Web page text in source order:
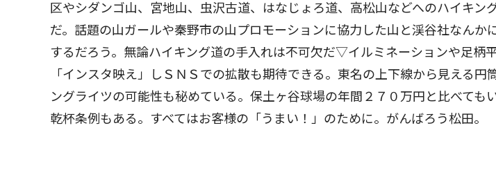
区やシダンゴ山、宮地山、虫沢古道、はなじょろ道、高松山などへのハイキン
だ。話題の山ガールや秦野市の山プロモーションに協力した山と渓谷社なんか
するだろう。無論ハイキング道の手入れは不可欠だ▽イルミネーションや足柄
「インスタ映え」しＳＮＳでの拡散も期待できる。東名の上下線から見える円
ングライツの可能性も秘めている。保土ヶ谷球場の年間２７０万円と比べても
乾杯条例もある。すべてはお客様の「うまい！」のために。がんばろう松田。